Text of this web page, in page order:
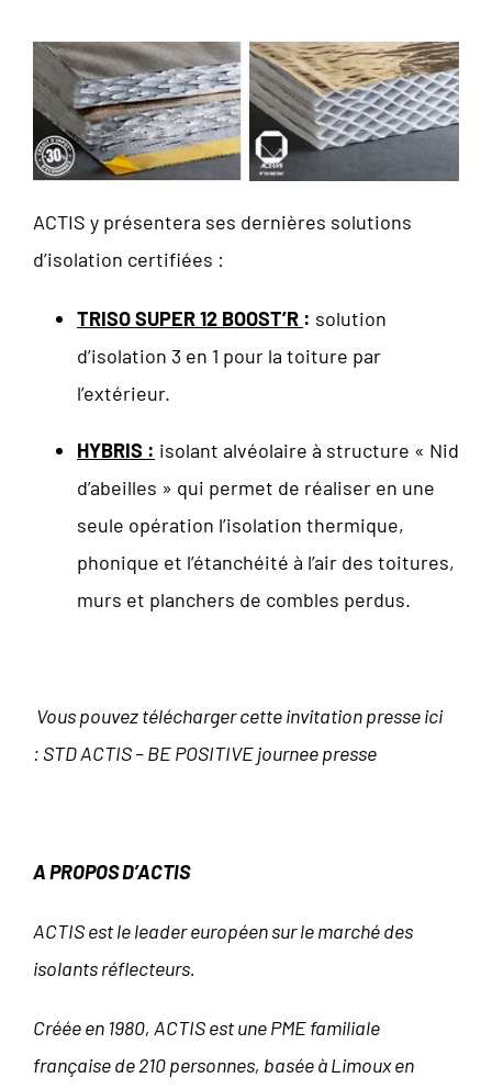
ACTIS y présentera ses dernières solutions
d’isolation certifiées :
TRISO SUPER 12 BOOST’R : solution
d’isolation 3 en 1 pour la toiture par
l’extérieur.
HYBRIS : isolant alvéolaire à structure « Nid
d’abeilles » qui permet de réaliser en une
seule opération l’isolation thermique,
phonique et l’étanchéité à l’air des toitures,
murs et planchers de combles perdus.
Vous pouvez télécharger cette invitation presse ici
: STD ACTIS – BE POSITIVE journee presse
A PROPOS D’ACTIS
ACTIS est le leader européen sur le marché des
isolants réflecteurs.
Créée en 1980, ACTIS est une PME familiale
française de 210 personnes, basée à Limoux en